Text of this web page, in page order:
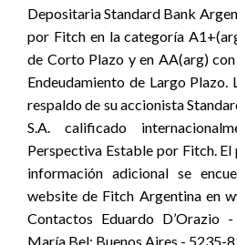
Depositaria Standard Bank
por Fitch en la categoría
de Corto Plazo y en AA(arg)
Endeudamiento de Largo Plazo.
respaldo de su accionista
S.A. calificado
Perspectiva Estable por Fitch.
información adicional se
website de Fitch Argentina en
Contactos Eduardo D’Orazio
María Bel: Buenos Aires - 5235-